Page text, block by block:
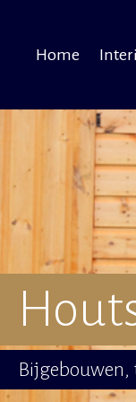
Home
Bijgebouwen,